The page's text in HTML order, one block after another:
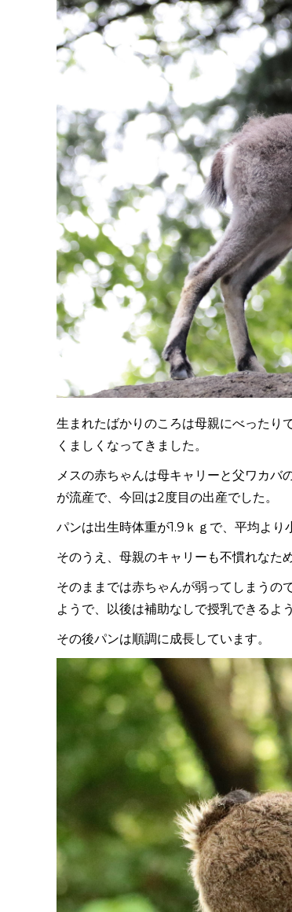
生まれたばかりのころは母親にべったり
くましくなってきました。
メスの赤ちゃんは母キャリーと父ワカバ
が流産で、今回は2度目の出産でした。
パンは出生時体重が1.9ｋｇで、平均より
そのうえ、母親のキャリーも不慣れなた
そのままでは赤ちゃんが弱ってしまうの
ようで、以後は補助なしで授乳できるよ
その後パンは順調に成長しています。